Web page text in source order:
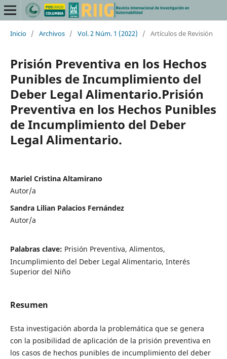
Inicio / Archivos / Vol. 2 Núm. 1 (2022) / Artículos de Revisión
Prisión Preventiva en los Hechos
Punibles de Incumplimiento del
Deber Legal Alimentario.Prisión
Preventiva en los Hechos Punibles
de Incumplimiento del Deber
Legal Alimentario.
Mariel Cristina Altamirano
Autor/a
Sandra Lilian Palacios Fernández
Autor/a
Palabras clave: Prisión Preventiva, Alimentos,
Incumplimiento del Deber Legal Alimentario, Interés
Superior del Niño
Resumen
Esta investigación aborda la problemática que se genera
con la posibilidad de aplicación de la prisión preventiva en
los casos de hechos punibles de incumplimiento del deber